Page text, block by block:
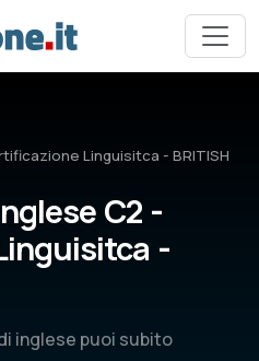
Linguisitca - BRITISH
C2 -
-
inglese puoi subito